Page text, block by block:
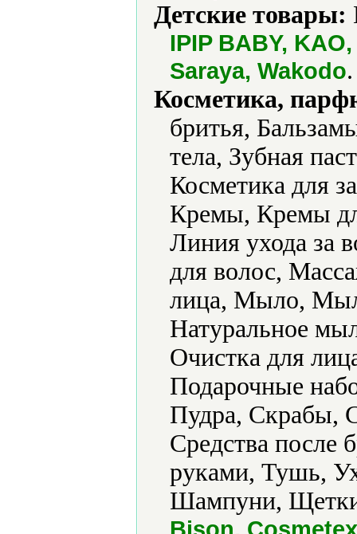
Детские товары:
IPIP BABY,
Saraya, Wakodo.
Косметика,
бритья,
тела, Зубная
Косметика для
Кремы, Кремы
Линия ухода за
для волос,
лица, Мыло,
Натуральное
Очистка для
Подарочные
Пудра, Скрабы,
Средства после
руками, Тушь,
Шампуни,